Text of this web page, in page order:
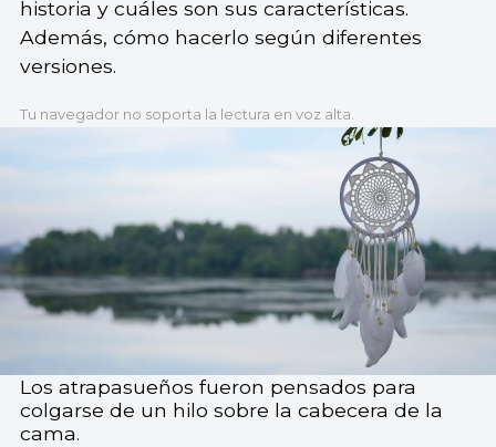
historia y cuáles son sus características.
Además, cómo hacerlo según diferentes
versiones.
Tu navegador no soporta la lectura en voz alta.
Los atrapasueños fueron pensados para
colgarse de un hilo sobre la cabecera de la
cama.